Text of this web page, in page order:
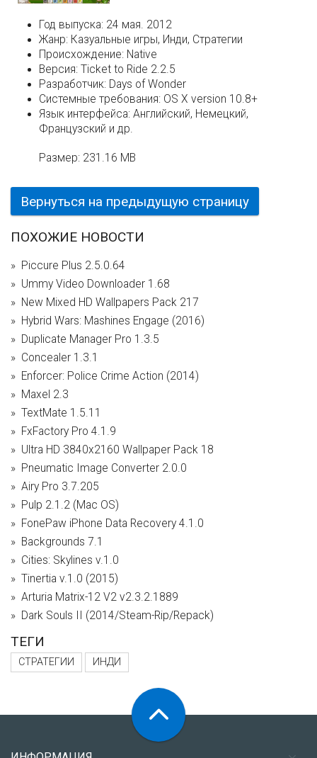
Год выпуска: 24 мая. 2012
Жанр: Казуальные игры, Инди, Стратегии
Происхождение: Native
Версия: Ticket to Ride 2.2.5
Разработчик: Days of Wonder
Системные требования: OS X version 10.8+
Язык интерфейса: Английский, Немецкий,
Французский и др.
Размер: 231.16 MB
Вернуться на предыдущую страницу
ПОХОЖИЕ НОВОСТИ
Piccure Plus 2.5.0.64
Ummy Video Downloader 1.68
New Mixed HD Wallpapers Pack 217
Hybrid Wars: Mashines Engage (2016)
Duplicate Manager Pro 1.3.5
Concealer 1.3.1
Enforcer: Police Crime Action (2014)
Maxel 2.3
TextMate 1.5.11
FxFactory Pro 4.1.9
Ultra HD 3840x2160 Wallpaper Pack 18
Pneumatic Image Converter 2.0.0
Airy Pro 3.7.205
Pulp 2.1.2 (Mac OS)
FonePaw iPhone Data Recovery 4.1.0
Backgrounds 7.1
Cities: Skylines v.1.0
Tinertia v.1.0 (2015)
Arturia Matrix-12 V2 v2.3.2.1889
Dark Souls II (2014/Steam-Rip/Repack)
ТЕГИ
СТРАТЕГИИ ИНДИ